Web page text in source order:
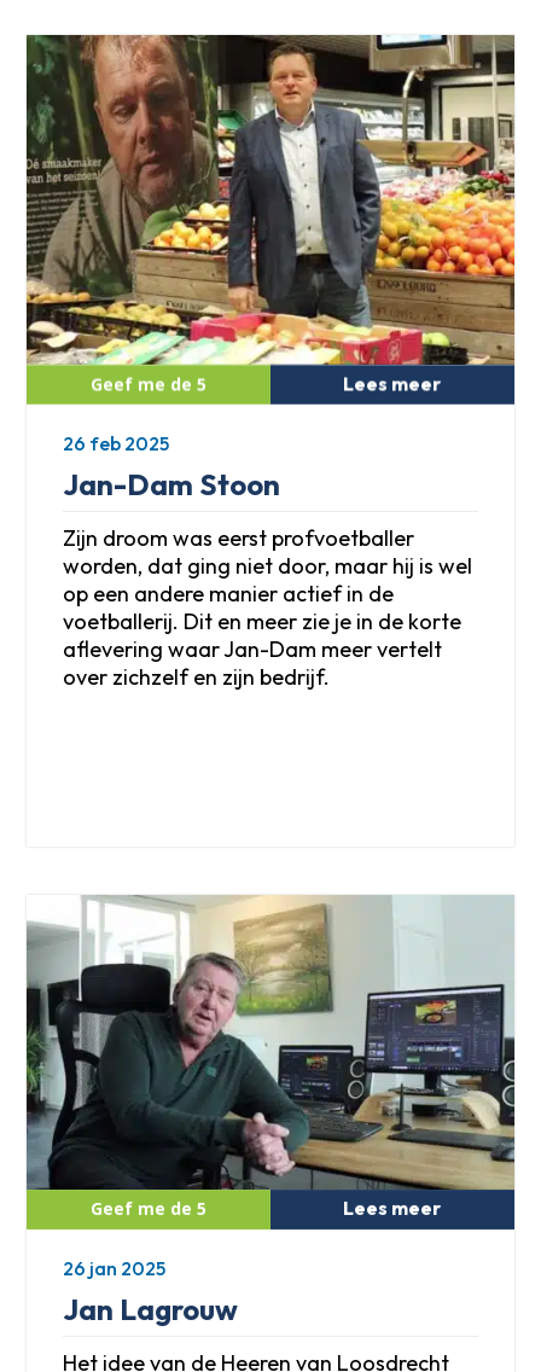
Jan-Dam Stoon
Zijn droom was eerst profvoetballer
worden, dat ging niet door, maar hij is wel
op een andere manier actief in de
voetballerij. Dit en meer zie je in de korte
aflevering waar Jan-Dam meer vertelt
over zichzelf en zijn bedrijf.
Lees meer
26 feb 2025
Jan Lagrouw
Het idee van de Heeren van Loosdrecht
Lees meer
26 jan 2025